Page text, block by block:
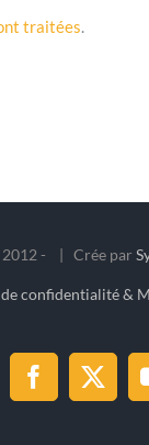
traitées.
- | Crée par
confidentialité &
Facebook
X